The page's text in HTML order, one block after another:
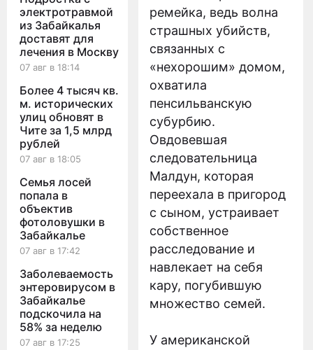
электротравмой
из Забайкалья
доставят для
лечения в Москву
07 авг в 18:14
Более 4 тысяч кв.
м. исторических
улиц обновят в
Чите за 1,5 млрд
рублей
07 авг в 18:05
Семья лосей
попала в
объектив
фотоловушки в
Забайкалье
07 авг в 17:42
Заболеваемость
энтеровирусом в
Забайкалье
подскочила на
58% за неделю
07 авг в 17:25
ремейка, ведь волна
страшных убийств,
связанных с
«нехорошим» домом,
охватила
пенсильванскую
субурбию.
Овдовевшая
следовательница
Малдун, которая
переехала в пригород
с сыном, устраивает
собственное
расследование и
навлекает на себя
кару, погубившую
множество семей.
У американской